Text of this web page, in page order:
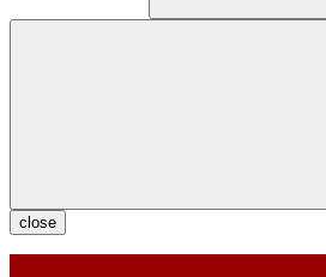
close